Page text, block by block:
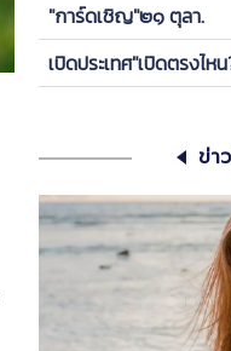
"การ์ดเชิญ"๒๑ ตุลา.
เปิดประเทศ"เปิดตรงไห
ข่า